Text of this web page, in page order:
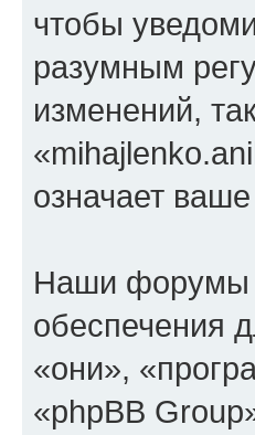
чтобы
разумным
изменений,
означает
Наши форумы
обеспечения
«они»,
«phpBB